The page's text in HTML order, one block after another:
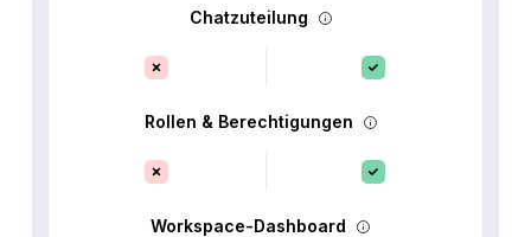
Chatzuteilung
Rollen & Berechtigungen
Workspace-Dashboard